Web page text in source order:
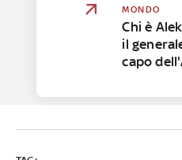
MONDO
Chi è
il
capo